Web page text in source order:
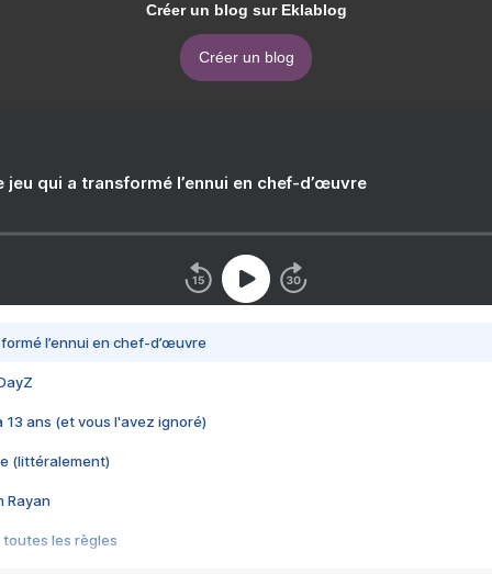
Créer un blog sur Eklablog
Créer un blog
jeu qui a transformé l’ennui en chef-d’œuvre
l’ennui en chef-d’œuvre
13 ans (et vous l'avez ignoré)
(littéralement)
Rayan
toutes les règles